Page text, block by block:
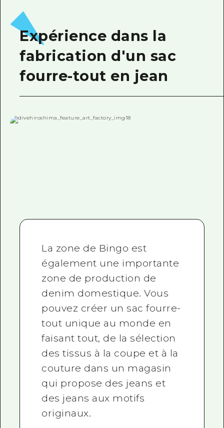
Expérience dans la
fabrication d'un sac
fourre-tout en jean
La zone de Bingo est
également une importante
zone de production de
denim domestique. Vous
pouvez créer un sac fourre-
tout unique au monde en
faisant tout, de la sélection
des tissus à la coupe et à la
couture dans un magasin
qui propose des jeans et
des jeans aux motifs
originaux.